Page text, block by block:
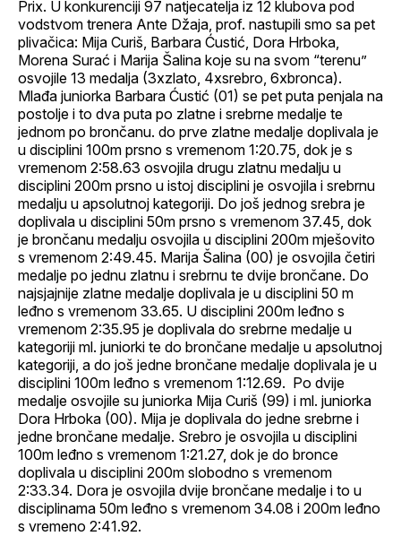
Prix. U konkurenciji 97 natjecatelja iz 12 klubova pod
vodstvom trenera Ante Džaja, prof. nastupili smo sa pet
plivačica: Mija Curiš, Barbara Ćustić, Dora Hrboka,
Morena Surać i Marija Šalina koje su na svom “terenu”
osvojile 13 medalja (3xzlato, 4xsrebro, 6xbronca).
Mlađa juniorka Barbara Ćustić (01) se pet puta penjala na
postolje i to dva puta po zlatne i srebrne medalje te
jednom po brončanu. do prve zlatne medalje doplivala je
u disciplini 100m prsno s vremenom 1:20.75, dok je s
vremenom 2:58.63 osvojila drugu zlatnu medalju u
disciplini 200m prsno u istoj disciplini je osvojila i srebrnu
medalju u apsolutnoj kategoriji. Do još jednog srebra je
doplivala u disciplini 50m prsno s vremenom 37.45, dok
je brončanu medalju osvojila u disciplini 200m mješovito
s vremenom 2:49.45. Marija Šalina (00) je osvojila četiri
medalje po jednu zlatnu i srebrnu te dvije brončane. Do
najsjajnije zlatne medalje doplivala je u disciplini 50 m
leđno s vremenom 33.65. U disciplini 200m leđno s
vremenom 2:35.95 je doplivala do srebrne medalje u
kategoriji ml. juniorki te do brončane medalje u apsolutnoj
kategoriji, a do još jedne brončane medalje doplivala je u
disciplini 100m leđno s vremenom 1:12.69. Po dvije
medalje osvojile su juniorka Mija Curiš (99) i ml. juniorka
Dora Hrboka (00). Mija je doplivala do jedne srebrne i
jedne brončane medalje. Srebro je osvojila u disciplini
100m leđno s vremenom 1:21.27, dok je do bronce
doplivala u disciplini 200m slobodno s vremenom
2:33.34. Dora je osvojila dvije brončane medalje i to u
disciplinama 50m leđno s vremenom 34.08 i 200m leđno
s vremeno 2:41.92.